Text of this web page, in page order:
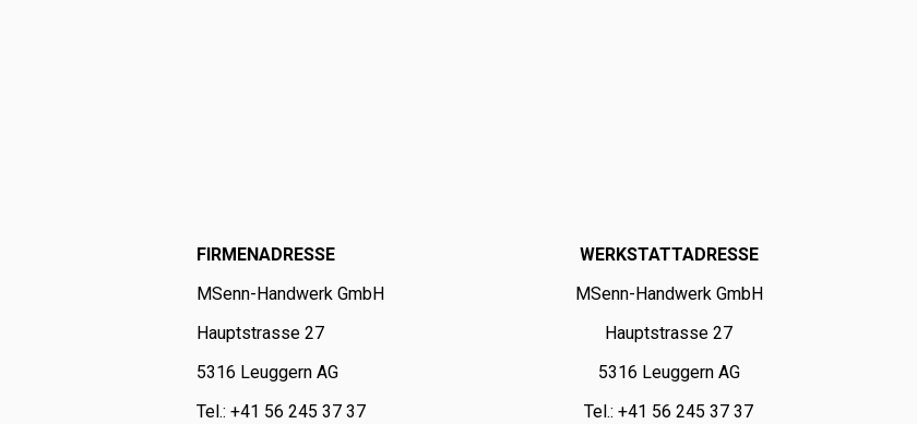
FIRMENADRESSE
MSenn-Handwerk GmbH
Hauptstrasse 27
5316 Leuggern AG
Tel.: +41 56 245 37 37
WERKSTATTADRESSE
MSenn-Handwerk GmbH
Hauptstrasse 27
5316 Leuggern AG
Tel.: +41 56 245 37 37